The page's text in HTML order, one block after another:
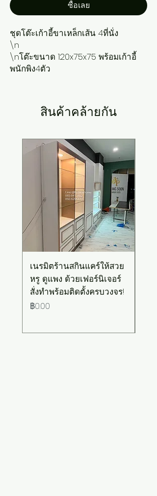
ซื้อเลย
ชุดโต๊ะเก้าอี้ขาเหล็กเส้น 4ที่นั่ง
\n
\nโต๊ะขนาด 120x75x75 พร้อมเก้าอี้
พนักพิง4ตัว
สินค้าคล้ายกัน
เนรมิตร้านสกินแคร์ให้สวย
หรู ดูแพง ด้วยเฟอร์นิเจอร์
สั่งทำพร้อมติดตั้งครบวงจร!
ราคา
฿0.00